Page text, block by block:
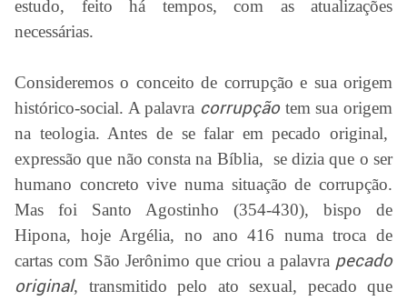
estudo, feito há tempos, com as atualizações
necessárias.
Consideremos o conceito de corrupção e sua origem
histórico-social. A palavra corrupção tem sua origem
na teologia. Antes de se falar em pecado original,
expressão que não consta na Bíblia, se dizia que o ser
humano concreto vive numa situação de corrupção.
Mas foi Santo Agostinho (354-430), bispo de
Hipona, hoje Argélia, no ano 416 numa troca de
cartas com São Jerônimo que criou a palavra pecado
original, transmitido pelo ato sexual, pecado que